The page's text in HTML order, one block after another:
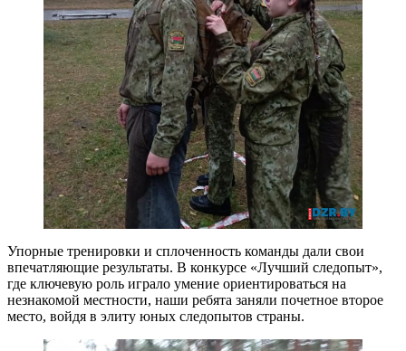
Упорные тренировки и сплоченность команды дали свои
впечатляющие результаты. В конкурсе «Лучший следопыт»,
где ключевую роль играло умение ориентироваться на
незнакомой местности, наши ребята заняли почетное второе
место, войдя в элиту юных следопытов страны.